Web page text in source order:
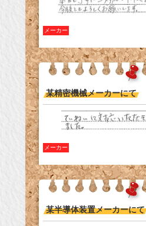
メーカー
某精密機械メーカーにて
メーカー
某半導体装置メーカーにて